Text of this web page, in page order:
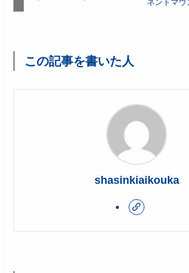
ネントマウ
この記事を書いた人
shasinkiaikouka